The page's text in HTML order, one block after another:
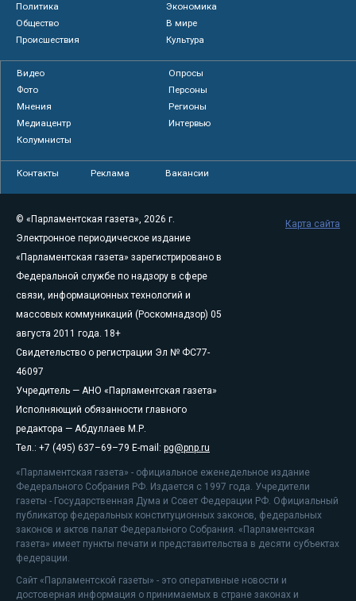
Политика
Экономика
Общество
В мире
Происшествия
Культура
Видео
Опросы
Фото
Персоны
Мнения
Регионы
Медиацентр
Интервью
Колумнисты
Контакты Реклама Вакансии
© «Парламентская газета», 2026 г.
Электронное периодическое издание
«Парламентская газета» зарегистрировано в
Федеральной службе по надзору в сфере
связи, информационных технологий и
массовых коммуникаций (Роскомнадзор) 05
августа 2011 года. 18+
Свидетельство о регистрации Эл № ФС77-
46097
Учредитель — АНО «Парламентская газета»
Исполняющий обязанности главного
редактора — Абдуллаев М.Р.
Тел.: +7 (495) 637–69–79 E-mail: pg@pnp.ru
«Парламентская газета» - официальное еженедельное издание
Федерального Собрания РФ. Издается с 1997 года. Учредители
газеты - Государственная Дума и Совет Федерации РФ. Официальный
публикатор федеральных конституционных законов, федеральных
законов и актов палат Федерального Собрания. «Парламентская
газета» имеет пункты печати и представительства в десяти субъектах
федерации.
Сайт «Парламентской газеты» - это оперативные новости и
достоверная информация о принимаемых в стране законах и
Карта сайта